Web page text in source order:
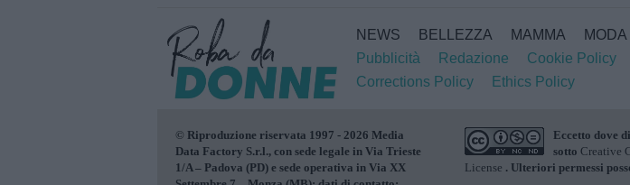
NEWS BELLEZZA MAMMA MODA
Pubblicità
Redazione Cookie Policy
Corrections Policy
Ethics Policy
© Riproduzione riservata 1997 - 2026 Media
Data Factory S.r.l., con sede legale in Via Trieste
1/A – Padova (PD) e sede operativa in Via XX
Eccetto dove
sotto Creative
License . Ulteriori permessi